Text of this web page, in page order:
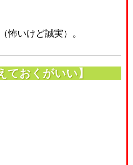
怖いけど誠実）。
ておくがいい】